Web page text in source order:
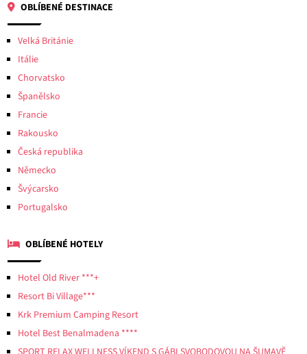
OBLÍBENÉ DESTINACE
Velká Británie
Itálie
Chorvatsko
Španělsko
Francie
Rakousko
Česká republika
Německo
Švýcarsko
Portugalsko
OBLÍBENÉ HOTELY
Hotel Old River ***+
Resort Bi Village***
Krk Premium Camping Resort
Hotel Best Benalmadena ****